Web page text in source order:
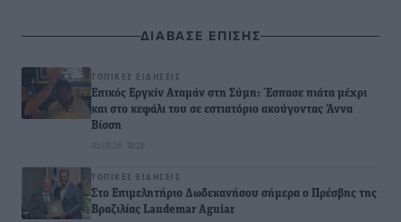
ΔΙΑΒΑΣΕ ΕΠΙΣΗΣ
ΤΟΠΙΚΈΣ ΕΙΔΉΣΕΙΣ
Επικός Εργκίν Αταμάν στη Σύμη: Έσπασε πιάτα μέχρι
και στο κεφάλι του σε εστιατόριο ακούγοντας Άννα
Βίσση
05.08.26 · 18:28
ΤΟΠΙΚΈΣ ΕΙΔΉΣΕΙΣ
Στο Επιμελητήριο Δωδεκανήσου σήμερα ο Πρέσβης της
Βραζιλίας Laudemar Aguiar